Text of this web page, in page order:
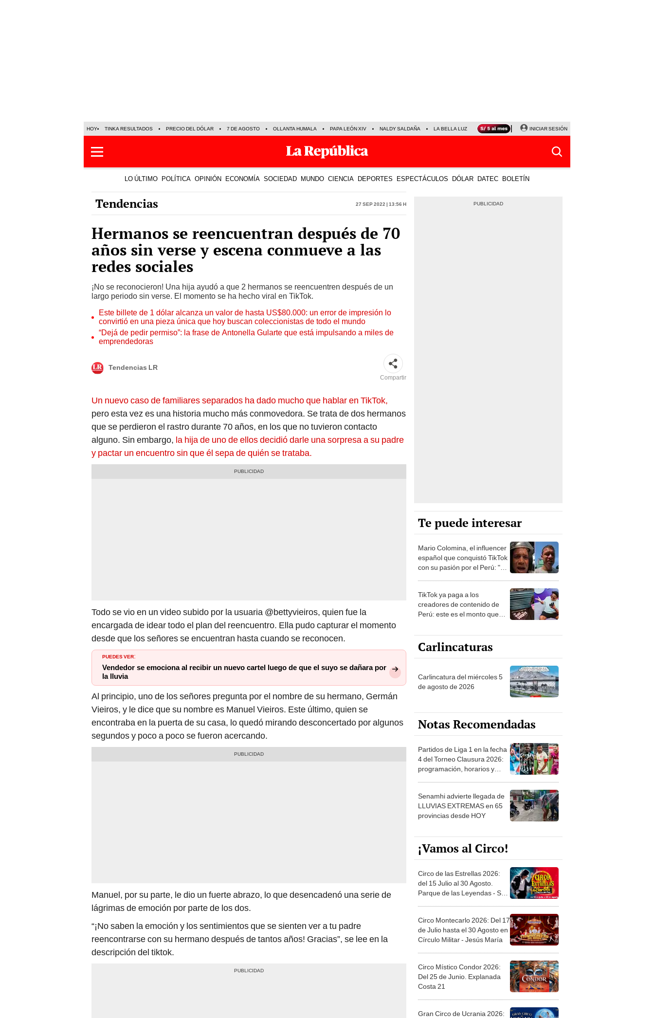
HOY TINKA RESULTADOS PRECIO DEL DÓLAR 7 DE AGOSTO OLLANTA HUMALA PAPA LEÓN XIV NALDY SALDAÑA LA BELLA LUZ MAGALY MEDINA SINUANO RESULTADOS HOY
INICIAR SESIÓN
LO ÚLTIMO POLÍTICA OPINIÓN ECONOMÍA SOCIEDAD MUNDO CIENCIA DEPORTES ESPECTÁCULOS DÓLAR DATEC BOLETÍN
Tendencias 27 Sep 2022 | 13:56 h
Hermanos se reencuentran después de 70
años sin verse y escena conmueve a las
redes sociales
¡No se reconocieron! Una hija ayudó a que 2 hermanos se reencuentren después de un
largo periodo sin verse. El momento se ha hecho viral en TikTok.
Este billete de 1 dólar alcanza un valor de hasta US$80.000: un error de impresión lo
convirtió en una pieza única que hoy buscan coleccionistas de todo el mundo
“Dejá de pedir permiso”: la frase de Antonella Gularte que está impulsando a miles de
emprendedoras
Tendencias LR
Compartir
Un nuevo caso de familiares separados ha dado mucho que hablar en TikTok,
pero esta vez es una historia mucho más conmovedora. Se trata de dos hermanos
que se perdieron el rastro durante 70 años, en los que no tuvieron contacto
alguno. Sin embargo, la hija de uno de ellos decidió darle una sorpresa a su padre
y pactar un encuentro sin que él sepa de quién se trataba.
Todo se vio en un video subido por la usuaria @bettyvieiros, quien fue la
encargada de idear todo el plan del reencuentro. Ella pudo capturar el momento
desde que los señores se encuentran hasta cuando se reconocen.
PUEDES VER:
Vendedor se emociona al recibir un nuevo cartel luego de que el suyo se dañara por
la lluvia
Al principio, uno de los señores pregunta por el nombre de su hermano, Germán
Vieiros, y le dice que su nombre es Manuel Vieiros. Este último, quien se
encontraba en la puerta de su casa, lo quedó mirando desconcertado por algunos
segundos y poco a poco se fueron acercando.
Manuel, por su parte, le dio un fuerte abrazo, lo que desencadenó una serie de
lágrimas de emoción por parte de los dos.
“¡No saben la emoción y los sentimientos que se sienten ver a tu padre
reencontrarse con su hermano después de tantos años! Gracias”, se lee en la
descripción del tiktok.
Te puede interesar
Mario Colomina, el influencer
español que conquistó TikTok
con su pasión por el Perú: "Mi
TikTok ya paga a los
creadores de contenido de
Perú: este es el monto que
1.000 vistas
Carlincaturas
Carlincatura del miércoles 5
de agosto de 2026
Notas Recomendadas
Partidos de Liga 1 en la fecha
4 del Torneo Clausura 2026:
programación, horarios y
Senamhi advierte llegada de
LLUVIAS EXTREMAS en 65
provincias desde HOY
¡Vamos al Circo!
Circo de las Estrellas 2026:
del 15 Julio al 30 Agosto.
Parque de las Leyendas - San
Circo Montecarlo 2026: Del 17
de Julio hasta el 30 Agosto en
Círculo Militar - Jesús María
Circo Místico Condor 2026:
Del 25 de Junio. Explanada
Costa 21
Gran Circo de Ucrania 2026: